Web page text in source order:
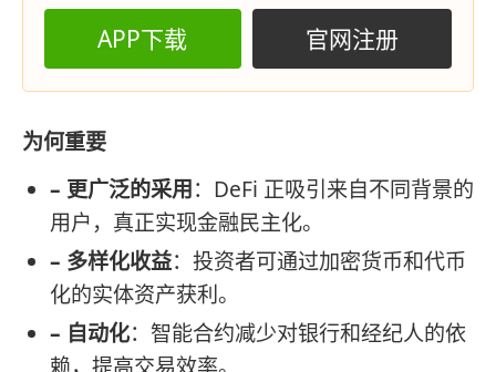
APP下载 官网注册
为何重要
– 更广泛的采用：DeFi 正吸引来自不同背景的
用户，真正实现金融民主化。
– 多样化收益：投资者可通过加密货币和代币
化的实体资产获利。
– 自动化：智能合约减少对银行和经纪人的依